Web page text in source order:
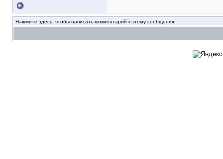
Нажмите здесь, чтобы написать комментарий к этому сообщению